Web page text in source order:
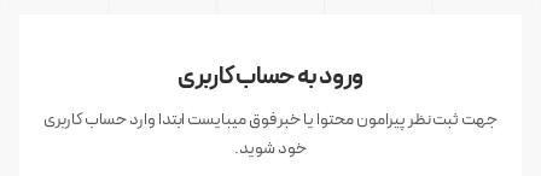
ورود به حساب کاربری
جهت ثبت نظر پیرامون محتوا یا خبر فوق میبایست ابتدا وارد حساب کاربری
خود شوید.